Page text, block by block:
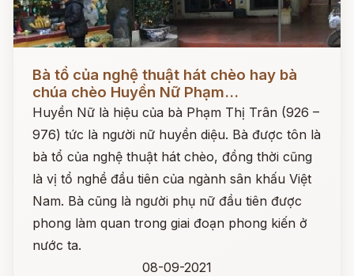
Đọc ngay
Bà tổ của nghệ thuật hát chèo hay bà
chúa chèo Huyền Nữ Phạm...
Huyền Nữ là hiệu của bà Phạm Thị Trân (926 –
976) tức là người nữ huyền diệu. Bà được tôn là
bà tổ của nghệ thuật hát chèo, đồng thời cũng
là vị tổ nghề đầu tiên của ngành sân khấu Việt
Nam. Bà cũng là người phụ nữ đầu tiên được
phong làm quan trong giai đoạn phong kiến ở
nước ta.
08-09-2021